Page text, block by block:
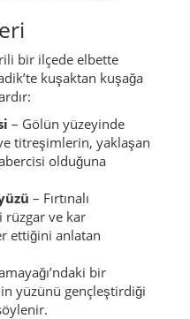
bir ilçede elbette
kuşaktan kuşağa
– Gölün yüzeyinde
titreşimlerin, yaklaşan
olduğuna
– Fırtınalı
rüzgar ve kar
ettiğini anlatan
bir
yüzünü gençleştirdiği